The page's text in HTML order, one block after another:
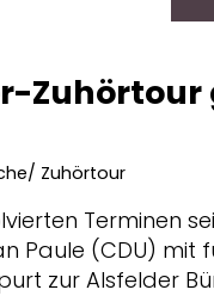
Zuhörtour
Zuhörtour
Terminen
Paule (CDU) mit
zur Alsfelder